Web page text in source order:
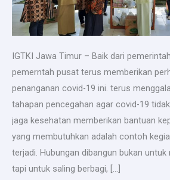
IGTKI Jawa Timur – Baik dari
pemerntah pusat terus memberikan
penanganan covid-19 ini. terus
tahapan pencegahan agar covid-19
jaga kesehatan memberikan bantuan
yang membutuhkan adalah contoh
terjadi. Hubungan dibangun bukan
tapi untuk saling berbagi, […]